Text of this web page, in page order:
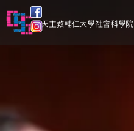
天主教輔仁大學社會科學院